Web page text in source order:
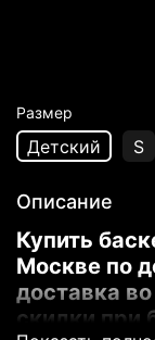
Размер
Детский S
Описание
Купить
Москве по
доставка
скидки при